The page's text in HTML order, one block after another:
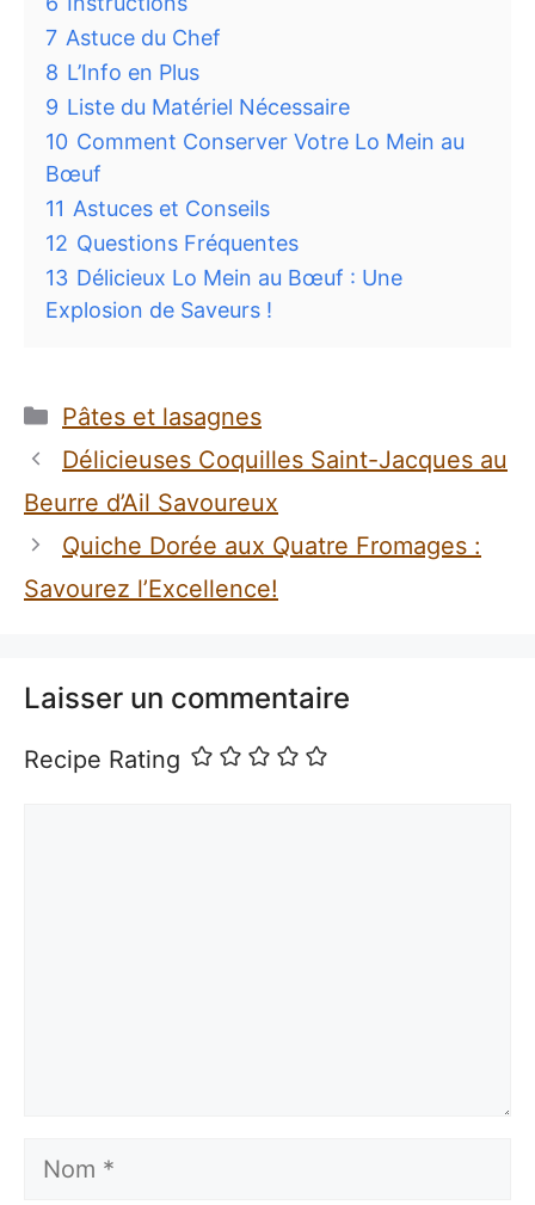
7 Astuce du Chef
8 L’Info en Plus
9 Liste du Matériel Nécessaire
10 Comment Conserver Votre Lo Mein au
Bœuf
11 Astuces et Conseils
12 Questions Fréquentes
13 Délicieux Lo Mein au Bœuf : Une
Explosion de Saveurs !
Catégories
Pâtes et lasagnes
Délicieuses Coquilles Saint-Jacques au
Beurre d’Ail Savoureux
Quiche Dorée aux Quatre Fromages :
Savourez l’Excellence!
Laisser un commentaire
Recipe Rating
Nom